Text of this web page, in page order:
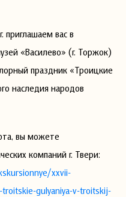
приглашаем вас в
«Василево» (г. Торжок)
праздник «Троицкие
наследия народов
вы можете
компаний г. Твери:
xxvii-
gulyaniya-v-troitskij-